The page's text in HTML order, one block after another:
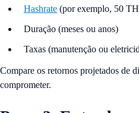
Hashrate (por exemplo, 50
Duração (meses ou anos)
Taxas (manutenção ou
Compare os retornos projetados de
comprometer.